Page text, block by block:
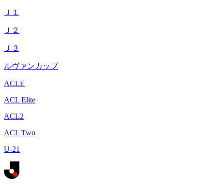
Ｊ１
Ｊ２
Ｊ３
ルヴァンカップ
ACLE
ACL Elite
ACL2
ACL Two
U-21